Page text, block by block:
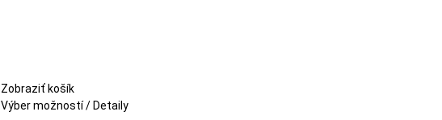
Zobraziť košík
Výber možností Tento
/Detaily